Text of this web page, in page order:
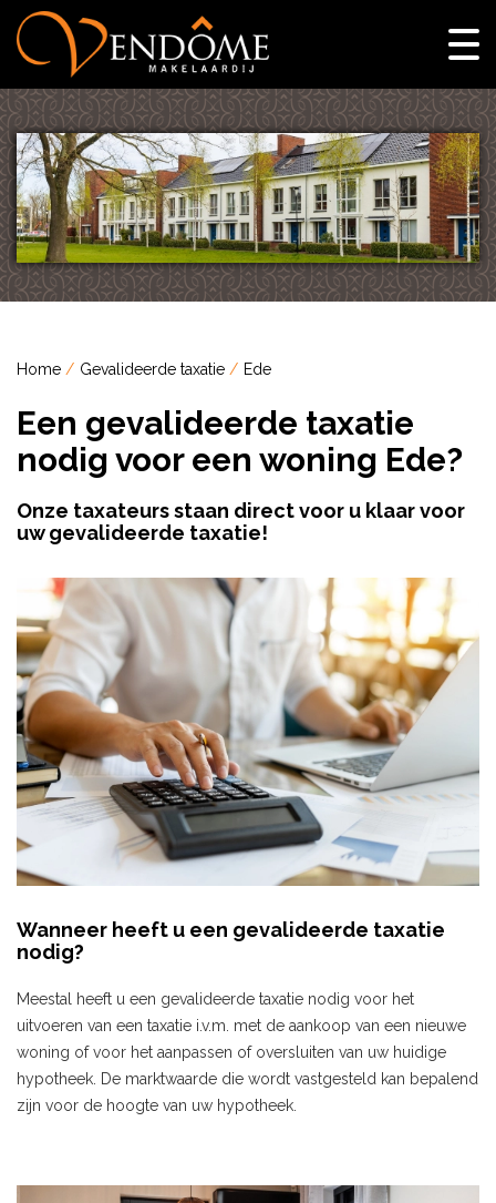
Home Gevalideerde taxatie Ede
Een gevalideerde taxatie
nodig voor een woning Ede?
Onze taxateurs staan direct voor u klaar voor
uw gevalideerde taxatie!
Wanneer heeft u een gevalideerde taxatie
nodig?
Meestal heeft u een gevalideerde taxatie nodig voor het
uitvoeren van een taxatie i.v.m. met de aankoop van een nieuwe
woning of voor het aanpassen of oversluiten van uw huidige
hypotheek. De marktwaarde die wordt vastgesteld kan bepalend
zijn voor de hoogte van uw hypotheek.